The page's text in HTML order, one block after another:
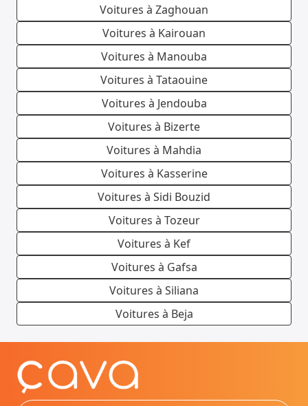
Voitures à Zaghouan
Voitures à Kairouan
Voitures à Manouba
Voitures à Tataouine
Voitures à Jendouba
Voitures à Bizerte
Voitures à Mahdia
Voitures à Kasserine
Voitures à Sidi Bouzid
Voitures à Tozeur
Voitures à Kef
Voitures à Gafsa
Voitures à Siliana
Voitures à Beja